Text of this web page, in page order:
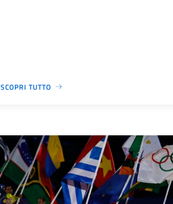
SCOPRI TUTTO